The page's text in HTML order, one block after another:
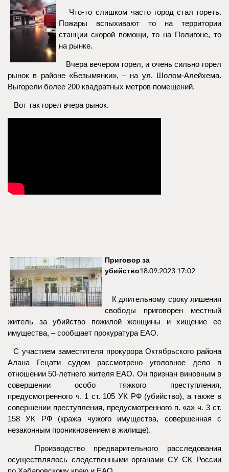
Что-то слишком часто город стал гореть.
Пожары вспыхивают то на территории
станции скорой помощи, то на Полигоне, то
на рынке.
Вчера вечером горел, и очень сильно горел
рынок в районе «Безымянки», – на ул. Шолом-Алейхема.
Выгорели более 200 квадратных метров помещений.
Вот так горел вчера рынок.
Приговор за
убийство18.09.2023 17:02
К длительному сроку лишения
свободы приговорен местный
житель за убийство пожилой женщины и хищение ее
имущества, – сообщает прокуратура ЕАО.
С участием заместителя прокурора Октябрьского района
Алана Гецати судом рассмотрено уголовное дело в
отношении 50-летнего жителя ЕАО. Он признан виновным в
совершении особо тяжкого преступления,
предусмотренного ч. 1 ст. 105 УК РФ (убийство), а также в
совершении преступления, предусмотренного п. «а» ч. 3 ст.
158 УК РФ (кража чужого имущества, совершенная с
незаконным проникновением в жилище).
Производство предварительного расследования
осуществлялось следственными органами СУ СК России